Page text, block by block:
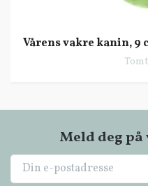
Vårens vakre kanin, 9
Meld deg